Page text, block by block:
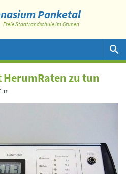
Panketal
Freie Stadtrandschule im Grünen
zu tun
im